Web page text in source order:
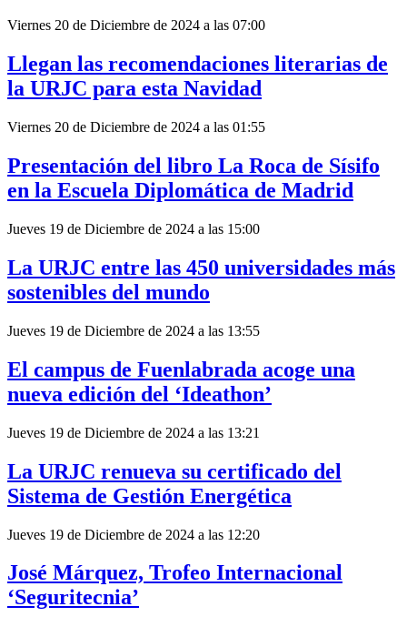
Viernes 20 de Diciembre de 2024 a las 07:00
Llegan las recomendaciones literarias de
la URJC para esta Navidad
Viernes 20 de Diciembre de 2024 a las 01:55
Presentación del libro La Roca de Sísifo
en la Escuela Diplomática de Madrid
Jueves 19 de Diciembre de 2024 a las 15:00
La URJC entre las 450 universidades más
sostenibles del mundo
Jueves 19 de Diciembre de 2024 a las 13:55
El campus de Fuenlabrada acoge una
nueva edición del ‘Ideathon’
Jueves 19 de Diciembre de 2024 a las 13:21
La URJC renueva su certificado del
Sistema de Gestión Energética
Jueves 19 de Diciembre de 2024 a las 12:20
José Márquez, Trofeo Internacional
‘Seguritecnia’